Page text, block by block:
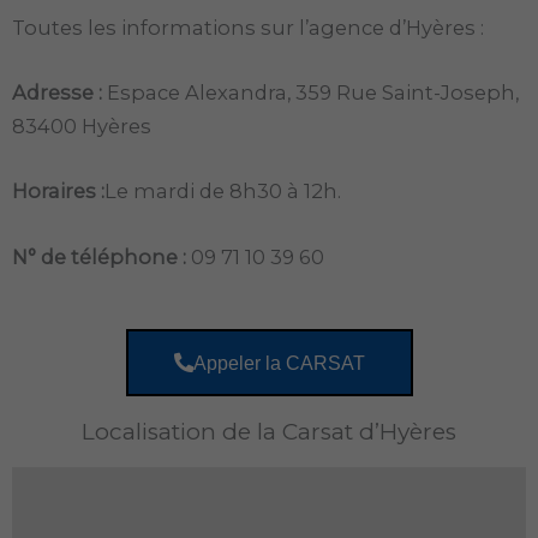
Toutes les informations sur l’agence d’Hyères :
Adresse : Espace Alexandra, 359 Rue Saint-Joseph,
83400 Hyères
Horaires :Le mardi de 8h30 à 12h.
N° de téléphone : 09 71 10 39 60
Appeler la CARSAT
Localisation de la Carsat d’Hyères